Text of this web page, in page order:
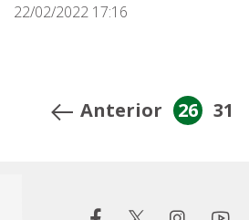
22/02/2022 17:16
Anterior 26 31